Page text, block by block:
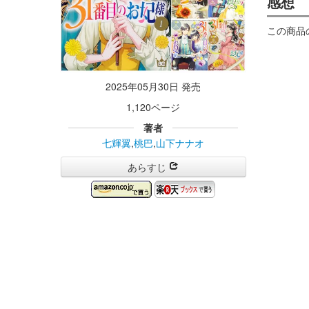
2025年05月30日 発売
1,120ページ
著者
七輝翼,桃巴,山下ナナオ
あらすじ
この商品